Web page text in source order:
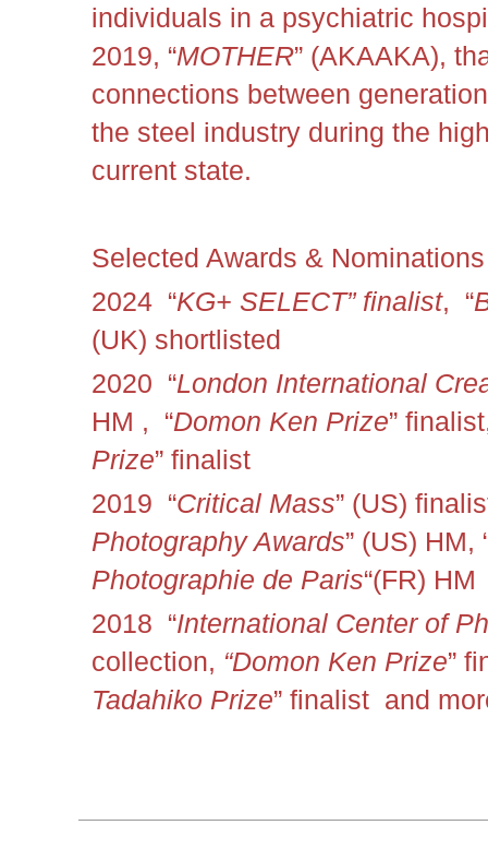
individuals in a psychiatric
2019, “MOTHER” (AKAAKA),
connections between
the steel industry during the
current state.
Selected Awards & Nominations
2024 “KG+ SELECT” finalist, “
(UK) shortlisted
2020 “London International
HM ,
“Domon Ken Prize”
Prize” finalist
2019 “Critical Mass” (US)
Photography Awards” (US) HM,
Photographie de Paris“(FR) HM
2018 “International Center of
collection, “Domon Ken Prize”
Tadahiko Prize” finalist and